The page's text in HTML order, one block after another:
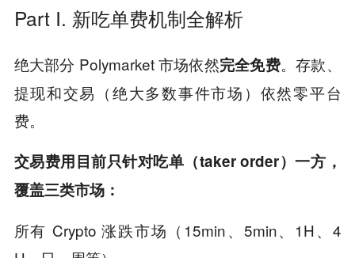
Part I. 新吃单费机制全解析
绝大部分 Polymarket 市场依然完全免费。存款、
提现和交易（绝大多数事件市场）依然零平台
费。
交易费用目前只针对吃单（taker order）一方，
覆盖三类市场：
所有 Crypto 涨跌市场（15min、5min、1H、4